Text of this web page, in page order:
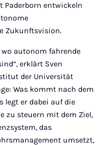
Paderborn entwickeln
Zukunftsvision.
wo autonom fahrende
erklärt Sven
der Universität
Was kommt nach dem
legt er dabei auf die
zu steuern mit dem Ziel,
das
umsetzt,